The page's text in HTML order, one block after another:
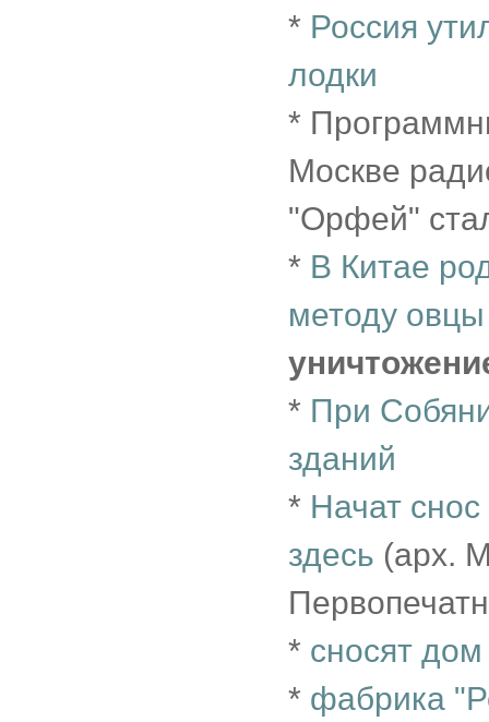
* Россия
лодки
*
Москве
"Орфей"
* В Китае
методу
* При
зданий
* Начат
здесь (арх.
* сносят
* фабрика